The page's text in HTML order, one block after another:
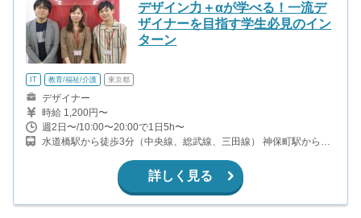
デザイン力＋αが学べる！一流デ
ザイナーを目指す学生必見のイン
ターン
IT 教育/福祉/介護 東京都
デザイナー
時給 1,200円〜
週2日〜/10:00〜20:00で1日5h〜
水道橋駅から徒歩3分（中央線、総武線、三田線） 神保町駅から徒
門線、東西線、新宿線） 御茶ノ水駅から徒歩9分（中央線、総武
詳しく見る